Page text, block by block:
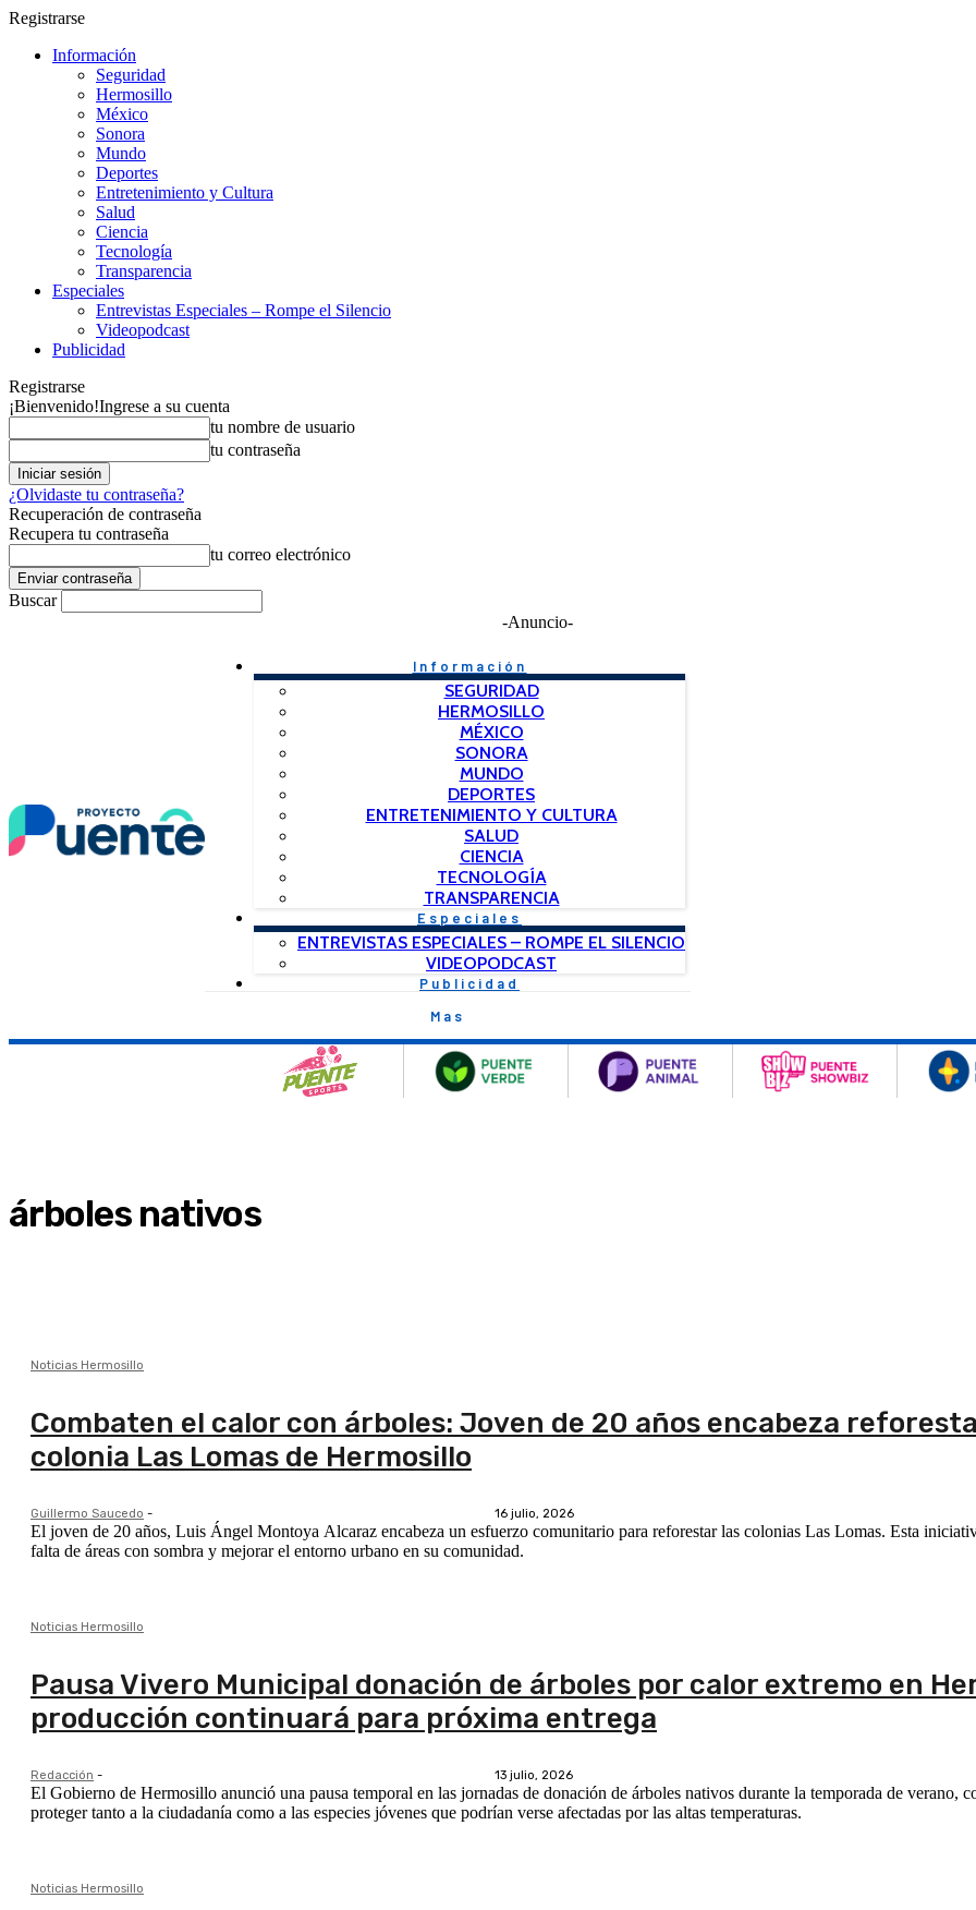
Registrarse
Información
Seguridad
Hermosillo
México
Sonora
Mundo
Deportes
Entretenimiento y Cultura
Salud
Ciencia
Tecnología
Transparencia
Especiales
Entrevistas Especiales – Rompe el Silencio
Videopodcast
Publicidad
Registrarse
¡Bienvenido!Ingrese a su cuenta
tu nombre de usuario
tu contraseña
¿Olvidaste tu contraseña?
Recuperación de contraseña
Recupera tu contraseña
tu correo electrónico
Buscar
-Anuncio-
Información
SEGURIDAD
HERMOSILLO
MÉXICO
SONORA
MUNDO
DEPORTES
ENTRETENIMIENTO Y CULTURA
SALUD
CIENCIA
TECNOLOGÍA
TRANSPARENCIA
Especiales
ENTREVISTAS ESPECIALES – ROMPE EL SILENCIO
VIDEOPODCAST
Publicidad
Mas
árboles nativos
Noticias Hermosillo
Combaten el calor con árboles: Joven de 20 años encabeza
colonia Las Lomas de Hermosillo
Guillermo Saucedo - 16 julio, 2026
El joven de 20 años, Luis Ángel Montoya Alcaraz encabeza un esfuerzo comunitario para reforestar las colonias Las Lomas. Esta
falta de áreas con sombra y mejorar el entorno urbano en su comunidad.
Noticias Hermosillo
Pausa Vivero Municipal donación de árboles por calor extremo en
producción continuará para próxima entrega
Redacción - 13 julio, 2026
El Gobierno de Hermosillo anunció una pausa temporal en las jornadas de donación de árboles nativos durante la temporada de verano,
proteger tanto a la ciudadanía como a las especies jóvenes que podrían verse afectadas por las altas temperaturas.
Noticias Hermosillo